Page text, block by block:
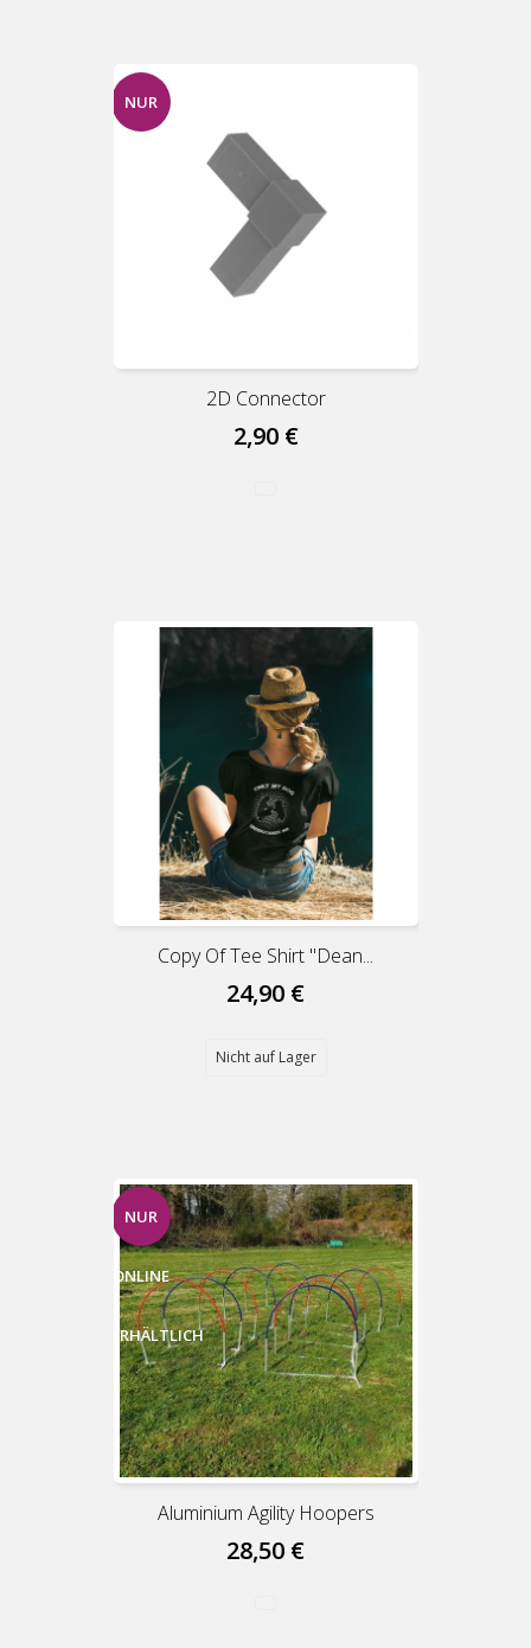
NUR
2D Connector
2,90 €
Copy Of Tee Shirt "dean...
24,90 €
Nicht auf Lager
NUR
ONLINE
ERHÄLTLICH
Aluminium Agility Hoopers
28,50 €